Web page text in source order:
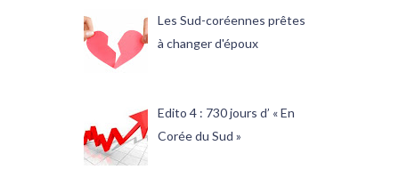
Les Sud-coréennes prêtes
à changer d'époux
Edito 4 : 730 jours d’ « En
Corée du Sud »